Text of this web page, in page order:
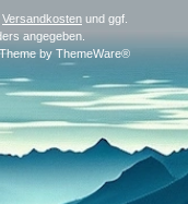
Versandkosten und ggf.
angegeben.
by ThemeWare®